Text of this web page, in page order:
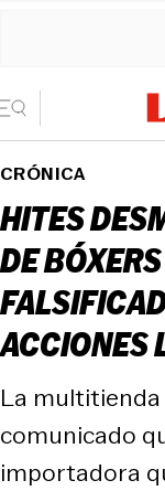
CRÓNICA
HITES
DE
ACCIONES
La
comunicado
importadora